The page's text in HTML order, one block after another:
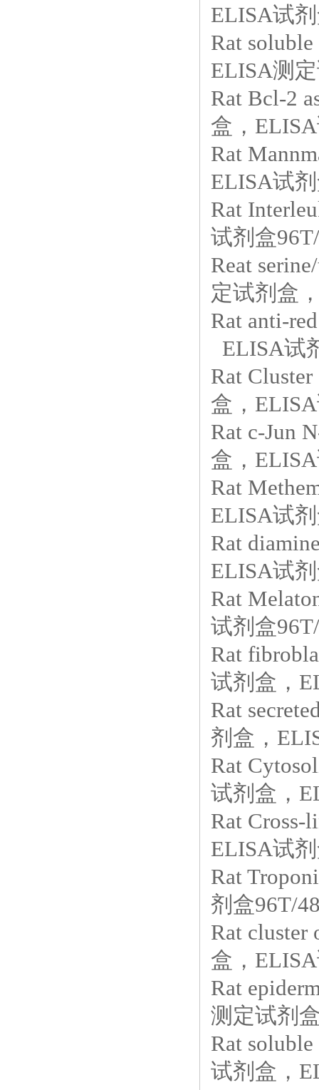
ELISA试
Rat
ELISA测
Rat Bcl-2
盒，
Rat
ELISA试
Rat
试剂盒
Reat
定试剂盒
Rat anti-
ELISA试
Rat
盒，
Rat c-Jun
盒，
Rat
ELISA试
Rat
ELISA试
Rat
试剂盒
Rat
试剂盒，
Rat
剂盒，
Rat
试剂盒，
Rat Cross-
ELISA试
Rat
剂盒96T/
Rat
盒，
Rat
测定试剂
Rat
试剂盒，